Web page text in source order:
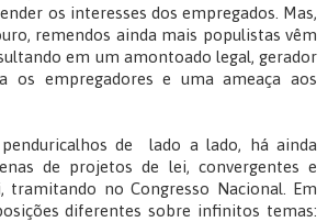
os interesses dos empregados. Mas,
remendos ainda mais populistas vêm
em um amontoado legal, gerador
os empregadores e uma ameaça aos
de lado a lado, há ainda
de projetos de lei, convergentes e
tramitando no Congresso Nacional. Em
diferentes sobre infinitos temas: